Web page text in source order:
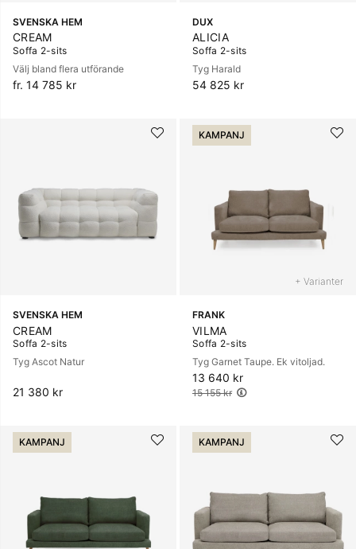
SVENSKA HEM
CREAM
Soffa 2-sits
Välj bland flera utförande
fr. 14 785 kr
DUX
ALICIA
Soffa 2-sits
Tyg Harald
54 825 kr
SVENSKA HEM
CREAM
Soffa 2-sits
Tyg Ascot Natur
21 380 kr
KAMPANJ
+ Varianter
FRANK
VILMA
Soffa 2-sits
Tyg Garnet Taupe. Ek vitoljad.
13 640 kr
Ordinarie pris:
15 155 kr
KAMPANJ KAMPANJ